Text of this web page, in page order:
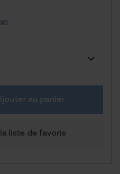
au panier
liste de favoris